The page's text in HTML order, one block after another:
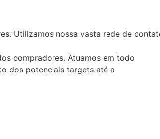
Utilizamos nossa vasta rede de
compradores. Atuamos em todo
dos potenciais targets até a